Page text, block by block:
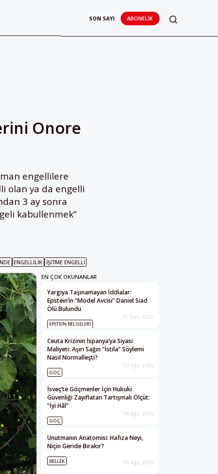
SON SAYI ABONELIK
Onore
engellilere
olan ya da engelli
3 ay sonra
kabullenmek”
ENGELLILIK IŞITME ENGELLI
EN ÇOK OKUNANLAR
Yargıya Taşınamayan İddialar:
Epstein’in “Model Avcısı” Daniel Siad
Ölü Bulundu
EPSTEIN BELGELERI
31 Tem 2026
Ceuta Krizinin İspanya’ya Siyasi
Maliyeti: Aşırı Sağın “İstila” Söylemi
Nasıl Normalleşti?
GÖÇ
03 Ağu 2026
İsveç’te Göçmenler İçin Hukuki
Güvenliği Zayıflatan Tartışmalı Ölçüt:
“İyi Hâl”
GÖÇ
04 Ağu 2026
Unutmanın Anatomisi: Hafıza Neyi,
Niçin Geride Bırakır?
BELLEK 04 Ağu 2026